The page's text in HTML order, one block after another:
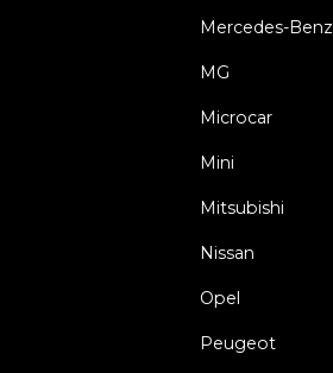
Mercedes-Benz
MG
Microcar
Mini
Mitsubishi
Nissan
Opel
Peugeot